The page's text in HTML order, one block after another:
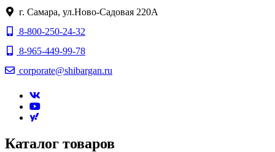
г. Самара, ул.Ново-Садовая 220А
8-800-250-24-32
8-965-449-99-78
corporate@shibargan.ru
Каталог товаров